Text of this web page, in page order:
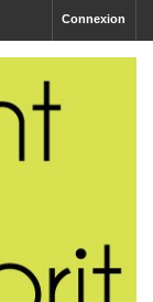
Connexion